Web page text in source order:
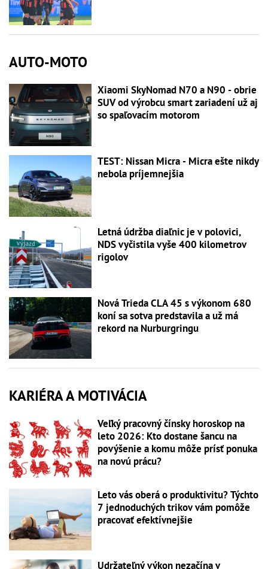
AUTO-MOTO
Xiaomi SkyNomad N70 a N90 - obrie
SUV od výrobcu smart zariadení už aj
so spaľovacím motorom
TEST: Nissan Micra - Micra ešte nikdy
nebola príjemnejšia
Letná údržba diaľnic je v polovici,
NDS vyčistila vyše 400 kilometrov
rigolov
Nová Trieda CLA 45 s výkonom 680
koní sa sotva predstavila a už má
rekord na Nurburgringu
KARIÉRA A MOTIVÁCIA
Veľký pracovný čínsky horoskop na
leto 2026: Kto dostane šancu na
povýšenie a komu môže prísť ponuka
na novú prácu?
Leto vás oberá o produktivitu? Týchto
7 jednoduchých trikov vám pomôže
pracovať efektívnejšie
Udržateľný výkon nezačína v